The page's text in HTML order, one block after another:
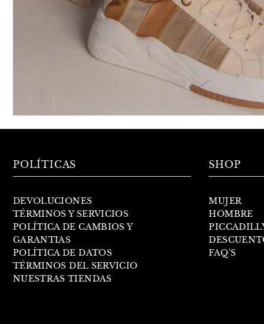
POLÍTICAS
DEVOLUCIONES
TÉRMINOS Y SERVICIOS
POLÍTICA DE CAMBIOS Y
GARANTIAS
POLÍTICA DE DATOS
TÉRMINOS DEL SERVICIO
NUESTRAS TIENDAS
SHOP
MUJER
HOMBRE
FAQ'S